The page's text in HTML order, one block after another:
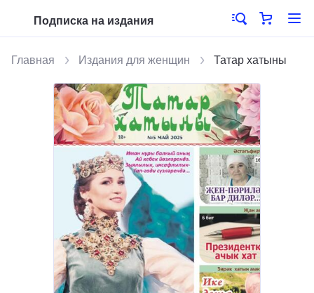
Подписка на издания
Главная Издания для женщин Татар хатыны